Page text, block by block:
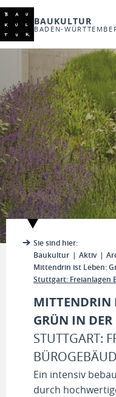
BAUKULTUR
BADEN-
Sie sind hier:
Baukultur
Aktiv
Mittendrin ist Leben:
Stuttgart: Freianlagen
MITTENDRIN
GRÜN IN DER
STUTTGART:
Ein intensiv
durch